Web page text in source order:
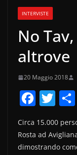
INTERVISTE
No
altrove
20 Maggio 2018
F
c
e
T
itt
er
Circa 15.000
Rosta ad
dimostrando